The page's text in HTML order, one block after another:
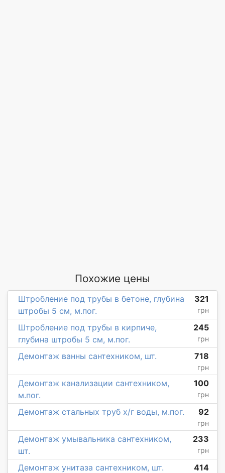
Похожие цены
Штробление под трубы в бетоне, глубина
штробы 5 см, м.пог.
321
грн
Штробление под трубы в кирпиче,
глубина штробы 5 см, м.пог.
245
грн
Демонтаж ванны сантехником, шт. 718
грн
Демонтаж канализации сантехником,
м.пог.
100
грн
Демонтаж стальных труб х/г воды, м.пог. 92
грн
Демонтаж умывальника сантехником,
шт.
233
грн
Демонтаж унитаза сантехником, шт. 414